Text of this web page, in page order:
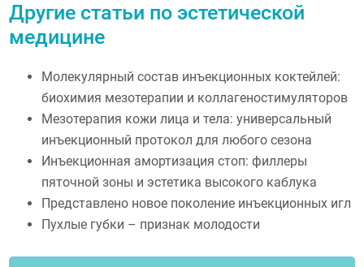
Другие статьи по эстетической
медицине
Молекулярный состав инъекционных коктейлей:
биохимия мезотерапии и коллагеностимуляторов
Мезотерапия кожи лица и тела: универсальный
инъекционный протокол для любого сезона
Инъекционная амортизация стоп: филлеры
пяточной зоны и эстетика высокого каблука
Представлено новое поколение инъекционных игл
Пухлые губки – признак молодости